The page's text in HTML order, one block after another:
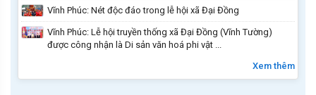
Vĩnh Phúc: Nét độc đáo trong lễ hội xã Đại Đồng
Vĩnh Phúc: Lễ hội truyền thống xã Đại Đồng (Vĩnh Tường)
được công nhận là Di sản văn hoá phi vật ...
Xem thêm